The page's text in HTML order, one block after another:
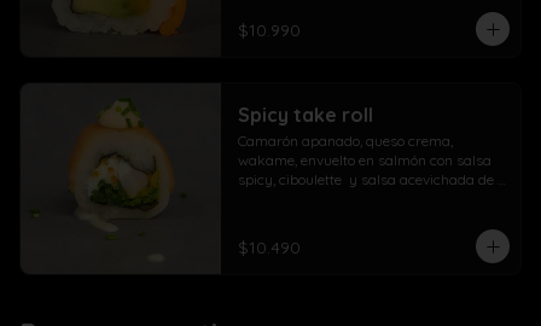
$10.990
Spicy take roll
Camarón apanado, queso crema,
wakame, envuelto en salmón con salsa
spicy, ciboulette  y salsa acevichada de
$10.490